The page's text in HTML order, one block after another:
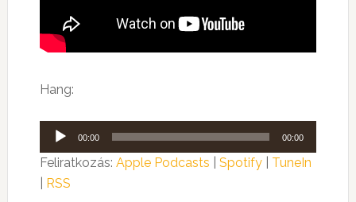
Hang:
Audió
lejátszó
00:00 00:00
Feliratkozás: Apple Podcasts Spotify| TuneIn
RSS